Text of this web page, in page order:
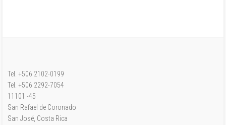
Tel. +506 2102-0199
Tel. +506 2292-7054
11101 -45
San Rafael de Coronado
San José, Costa Rica